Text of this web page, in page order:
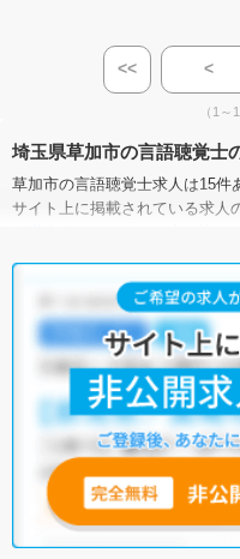
<< <
（1～
埼玉県草加市の言語聴覚士
草加市の言語聴覚士求人は15件
サイト上に掲載されている求人
にお申し込み
草加市の言語聴覚士求人では以
土日祝休・積極採用中・
介護福祉施設・訪問リハビリ(
他の条件でも人気の求人がござ
いただくか、お気軽にお問い合
全国の言語聴覚士求人から検索
無料転職支援サービス
にお申
グした上で求人をご提案いたし
ご希望条件がまだ定まっていな